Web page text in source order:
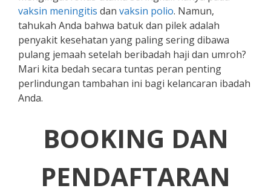
vaksin meningitis dan vaksin polio. Namun,
tahukah Anda bahwa batuk dan pilek adalah
penyakit kesehatan yang paling sering dibawa
pulang jemaah setelah beribadah haji dan umroh?
Mari kita bedah secara tuntas peran penting
perlindungan tambahan ini bagi kelancaran ibadah
Anda.
BOOKING DAN
PENDAFTARAN